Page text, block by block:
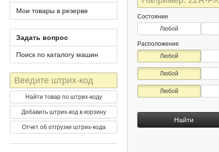
Состояние
Любой
Расположение
Любой
Любой
Любой
Найти
Мои товары в резерве
Задать вопрос
Поиск по каталогу машин
Штрих-
код
Найти товар по штрих-коду
Добавить штрих-код в корзину
Отчет об отгрузке штрих-кода